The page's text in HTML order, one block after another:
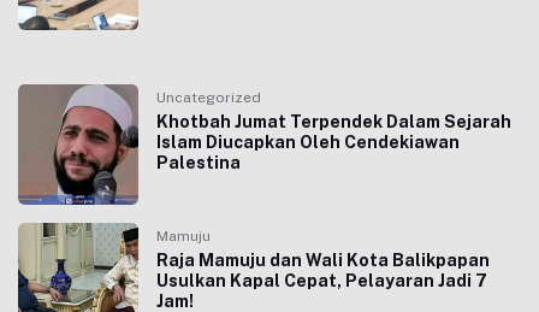
Uncategorized
Khotbah Jumat Terpendek Dalam Sejarah
Islam Diucapkan Oleh Cendekiawan
Palestina
Mamuju
Raja Mamuju dan Wali Kota Balikpapan
Usulkan Kapal Cepat, Pelayaran Jadi 7
Jam!